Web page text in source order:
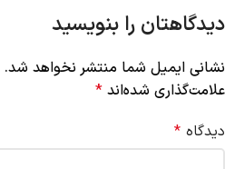
دیدگاهتان را بنویسید
نشانی ایمیل شما منتشر نخواهد شد.
علامت‌گذاری شده‌اند *
دیدگاه *